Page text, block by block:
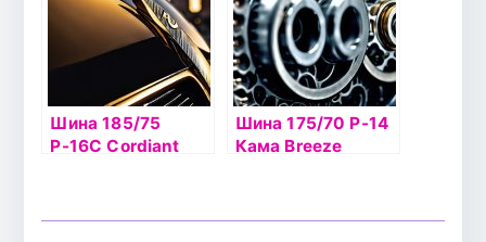
Шина 185/75
Р-16С Cordiant
Шина 175/70 Р-14
Кама Breeze